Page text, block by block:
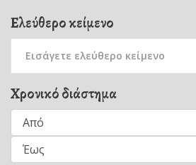
Ελεύθερο κείμενο
Χρονικό διάστημα